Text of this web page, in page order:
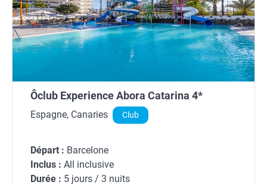
Ôclub Experience Abora Catarina 4*
Espagne, Canaries Club
Départ : Barcelone
Inclus : All inclusive
Durée : 5 jours / 3 nuits